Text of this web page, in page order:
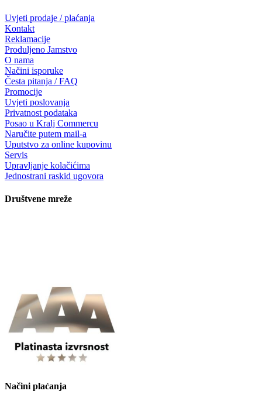
Uvjeti prodaje / plaćanja
Kontakt
Reklamacije
Produljeno Jamstvo
O nama
Načini isporuke
Česta pitanja / FAQ
Promocije
Uvjeti poslovanja
Privatnost podataka
Posao u Kralj Commercu
Naručite putem mail-a
Uputstvo za online kupovinu
Servis
Upravljanje kolačićima
Jednostrani raskid ugovora
Društvene mreže
Načini plaćanja